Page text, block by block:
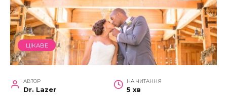
ЦІКАВЕ
АВТОР
Dr. Lazer
НА ЧИТАННЯ
5 хв